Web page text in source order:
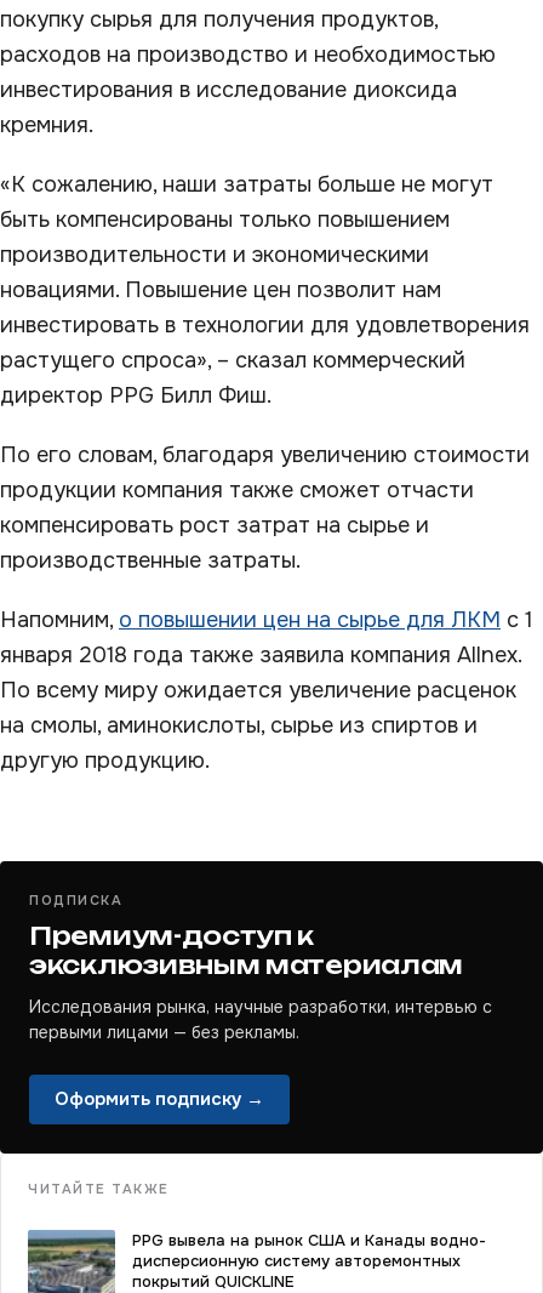
покупку сырья для получения продуктов,
расходов на производство и необходимостью
инвестирования в исследование диоксида
кремния.
«К сожалению, наши затраты больше не могут
быть компенсированы только повышением
производительности и экономическими
новациями. Повышение цен позволит нам
инвестировать в технологии для удовлетворения
растущего спроса», – сказал коммерческий
директор PPG Билл Фиш.
По его словам, благодаря увеличению стоимости
продукции компания также сможет отчасти
компенсировать рост затрат на сырье и
производственные затраты.
Напомним, о повышении цен на сырье для ЛКМ с 1
января 2018 года также заявила компания Allnex.
По всему миру ожидается увеличение расценок
на смолы, аминокислоты, сырье из спиртов и
другую продукцию.
ПОДПИСКА
Премиум-доступ к
эксклюзивным материалам
Исследования рынка, научные разработки, интервью с
первыми лицами — без рекламы.
Оформить подписку →
ЧИТАЙТЕ ТАКЖЕ
PPG вывела на рынок США и Канады водно-
дисперсионную систему авторемонтных
покрытий QUICKLINE